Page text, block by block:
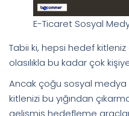
E-Ticaret Sosyal
Tabii ki, hepsi hedef
olasılıkla bu kadar çok
Ancak çoğu sosyal
kitlenizi bu yığından